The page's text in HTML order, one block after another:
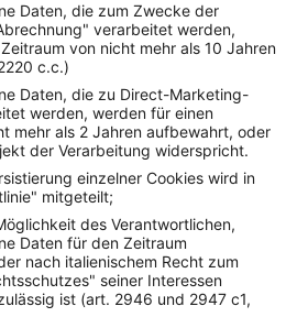
Daten, die zum Zwecke der
verarbeitet werden,
von nicht mehr als 10 Jahren
c.c.)
Daten, die zu Direct-Marketing-
werden, werden für einen
mehr als 2 Jahren aufbewahrt, oder
der Verarbeitung widerspricht.
einzelner Cookies wird in
mitgeteilt;
des Verantwortlichen,
Daten für den Zeitraum
nach italienischem Recht zum
seiner Interessen
ist (art. 2946 und 2947 c1,